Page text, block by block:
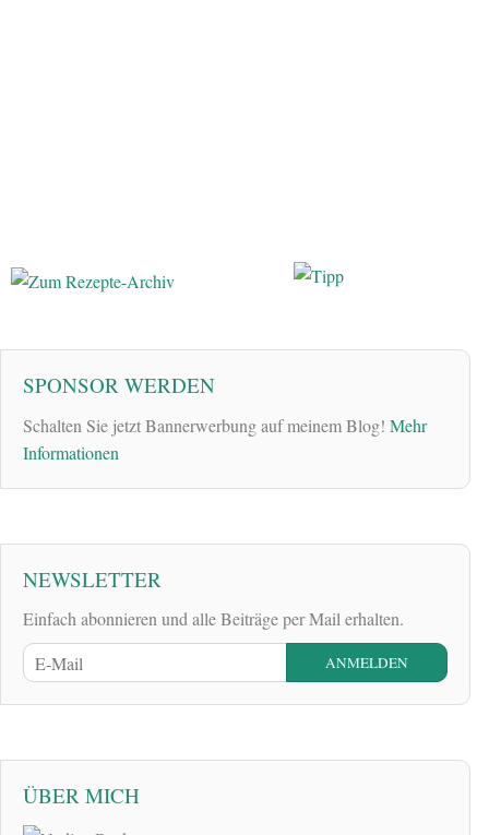
SPONSOR WERDEN
Schalten Sie jetzt Bannerwerbung auf meinem Blog! Mehr
Informationen
NEWSLETTER
Einfach abonnieren und alle Beiträge per Mail erhalten.
ÜBER MICH